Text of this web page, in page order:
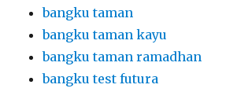
bangku taman
bangku taman kayu
bangku taman ramadhan
bangku test futura